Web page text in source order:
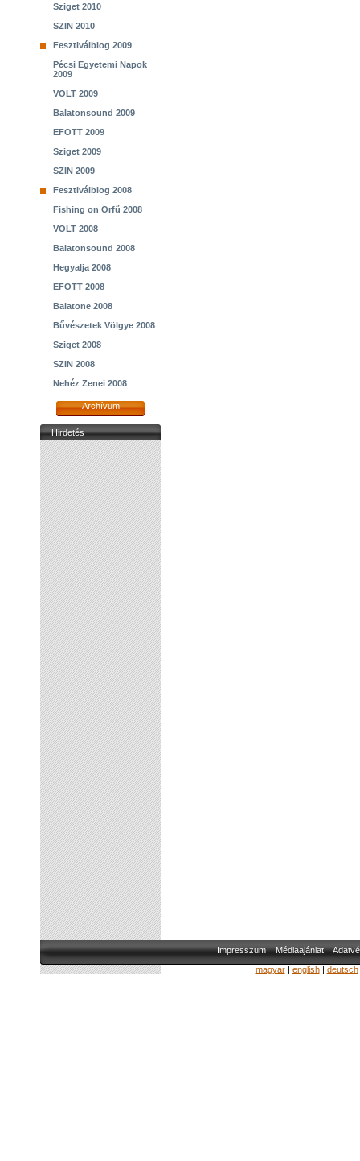
Sziget 2010
SZIN 2010
Fesztiválblog 2009
Pécsi Egyetemi Napok
2009
VOLT 2009
Balatonsound 2009
EFOTT 2009
Sziget 2009
SZIN 2009
Fesztiválblog 2008
Fishing on Orfű 2008
VOLT 2008
Balatonsound 2008
Hegyalja 2008
EFOTT 2008
Balatone 2008
Bűvészetek Völgye 2008
Sziget 2008
SZIN 2008
Nehéz Zenei 2008
Archívum
Hirdetés
Impresszum Médiaajánlat
magyar| english| deutsch